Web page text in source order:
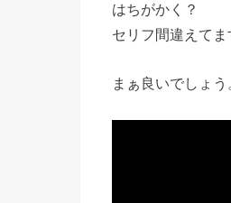
はちがかく？
セリフ間違えてま
まぁ良いでしょう